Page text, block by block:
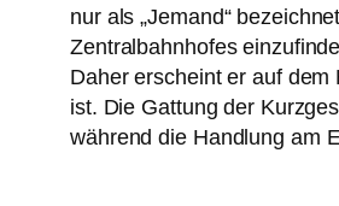
nur als „Jemand“
Zentralbahnhofes
Daher erscheint er auf
ist. Die Gattung der
während die Handlung am